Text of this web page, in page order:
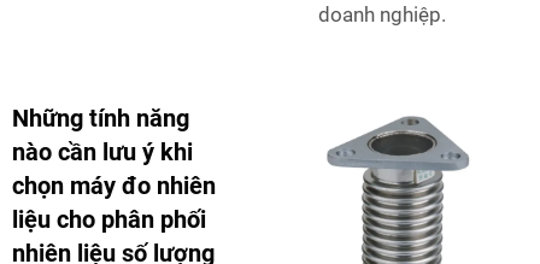
doanh nghiệp.
Những tính năng
nào cần lưu ý khi
chọn máy đo nhiên
liệu cho phân phối
nhiên liệu số lượng